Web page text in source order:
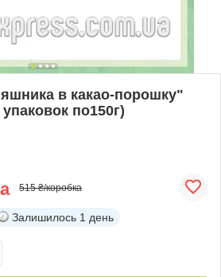
в какао-порошку"
по150г)
515 ₴/коробка
Залишилось 1 день